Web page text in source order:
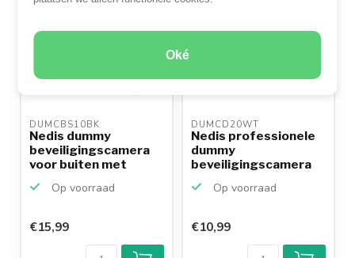
Oké
DUMCBS10BK
Nedis dummy
beveiligingscamera
voor buiten met
Op voorraad
€15,99
DUMCD20WT
Nedis professionele
dummy
beveiligingscamera
Op voorraad
€10,99